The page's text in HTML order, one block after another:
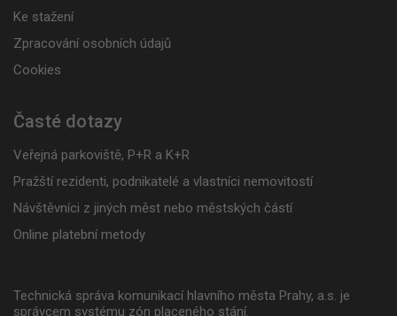
Ke stažení
Zpracování osobních údajů
Cookies
Časté dotazy
Veřejná parkoviště, P+R a K+R
Pražští rezidenti, podnikatelé a vlastníci nemovitostí
Návštěvníci z jiných měst nebo městských částí
Online platební metody
Technická správa komunikací hlavního města Prahy, a.s. je
správcem systému zón placeného stání.